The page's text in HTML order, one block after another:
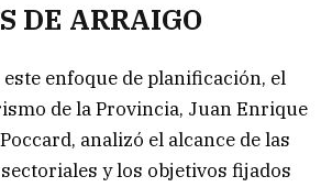
DE ARRAIGO
enfoque de planificación, el
de la Provincia, Juan Enrique
analizó el alcance de las
y los objetivos fijados